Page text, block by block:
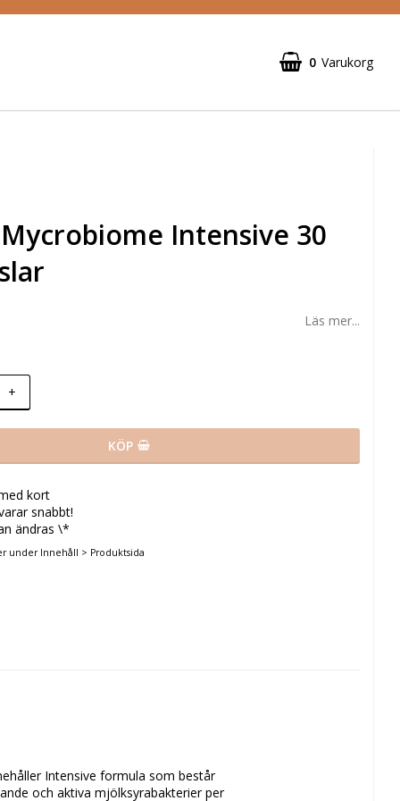
0 Varukorg
Intensive 30
Läs mer...
+
KÖP
kort
snabbt!
ändras \*
under Innehåll > Produktsida
Intensive formula som består
och aktiva mjölksyrabakterier per